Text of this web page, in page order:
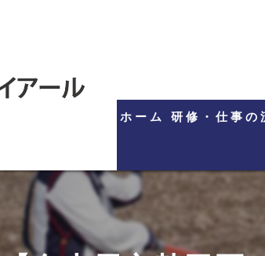
ホーム 研修・仕事の